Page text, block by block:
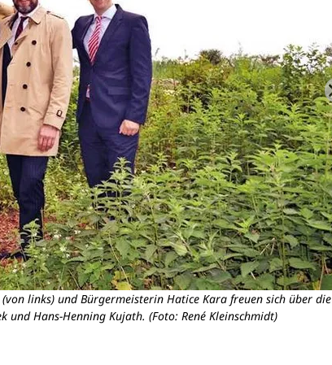
links) und Bürgermeisterin Hatice Kara freuen sich über die
und Hans-Henning Kujath. (Foto: René Kleinschmidt)